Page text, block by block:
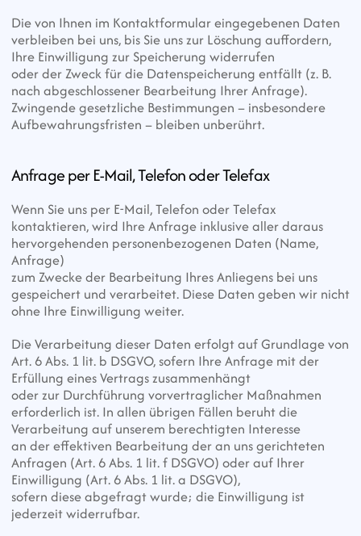
Die von Ihnen im Kontaktformular eingegebenen Daten
verbleiben bei uns, bis Sie uns zur Löschung auffordern,
Ihre Einwilligung zur Speicherung widerrufen
oder der Zweck für die Datenspeicherung entfällt (z. B.
nach abgeschlossener Bearbeitung Ihrer Anfrage).
Zwingende gesetzliche Bestimmungen – insbesondere
Aufbewahrungsfristen – bleiben unberührt.
Anfrage per E-Mail, Telefon oder Telefax
Wenn Sie uns per E-Mail, Telefon oder Telefax
kontaktieren, wird Ihre Anfrage inklusive aller daraus
hervorgehenden personenbezogenen Daten (Name,
Anfrage)
zum Zwecke der Bearbeitung Ihres Anliegens bei uns
gespeichert und verarbeitet. Diese Daten geben wir nicht
ohne Ihre Einwilligung weiter.
Die Verarbeitung dieser Daten erfolgt auf Grundlage von
Art. 6 Abs. 1 lit. b DSGVO, sofern Ihre Anfrage mit der
Erfüllung eines Vertrags zusammenhängt
oder zur Durchführung vorvertraglicher Maßnahmen
erforderlich ist. In allen übrigen Fällen beruht die
Verarbeitung auf unserem berechtigten Interesse
an der effektiven Bearbeitung der an uns gerichteten
Anfragen (Art. 6 Abs. 1 lit. f DSGVO) oder auf Ihrer
Einwilligung (Art. 6 Abs. 1 lit. a DSGVO),
sofern diese abgefragt wurde; die Einwilligung ist
jederzeit widerrufbar.